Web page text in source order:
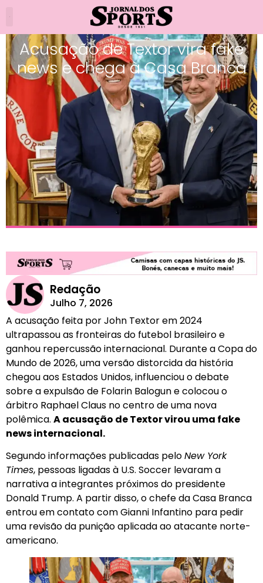
Acusação de Textor vira fake
news e chega à Casa Branca
Redação
Julho 7, 2026
A acusação feita por John Textor em 2024
ultrapassou as fronteiras do futebol brasileiro e
ganhou repercussão internacional. Durante a Copa do
Mundo de 2026, uma versão distorcida da história
chegou aos Estados Unidos, influenciou o debate
sobre a expulsão de Folarin Balogun e colocou o
árbitro Raphael Claus no centro de uma nova
polêmica. A acusação de Textor virou uma fake
news internacional.
Segundo informações publicadas peloNew York
Times, pessoas ligadas à U.S. Soccer levaram a
narrativa a integrantes próximos do presidente
Donald Trump. A partir disso, o chefe da Casa Branca
entrou em contato com Gianni Infantino para pedir
uma revisão da punição aplicada ao atacante norte-
americano.